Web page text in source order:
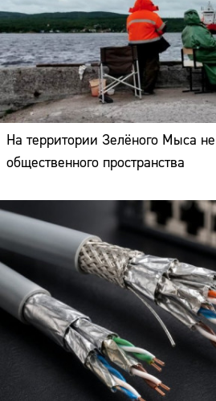
На территории Зелёного Мыса
общественного пространства